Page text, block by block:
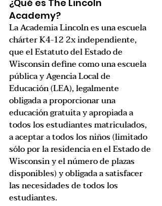
¿Qué es The Lincoln
Academy?
La Academia Lincoln es una escuela
chárter K4-12 2x independiente,
que el Estatuto del Estado de
Wisconsin define como una escuela
pública y Agencia Local de
Educación (LEA), legalmente
obligada a proporcionar una
educación gratuita y apropiada a
todos los estudiantes matriculados,
a aceptar a todos los niños (limitado
sólo por la residencia en el Estado de
Wisconsin y el número de plazas
disponibles) y obligada a satisfacer
las necesidades de todos los
estudiantes.